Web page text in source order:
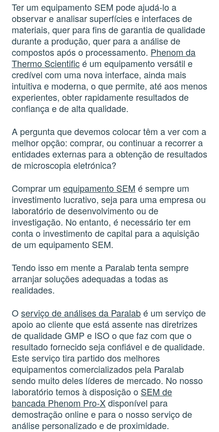
Ter um equipamento SEM pode ajudá-lo a
observar e analisar superfícies e interfaces de
materiais, quer para fins de garantia de qualidade
durante a produção, quer para a análise de
compostos após o processamento. Phenom da
Thermo Scientificé um equipamento versátil e
credível com uma nova interface, ainda mais
intuitiva e moderna, o que permite, até aos menos
experientes, obter rapidamente resultados de
confiança e de alta qualidade.
A pergunta que devemos colocar têm a ver com a
melhor opção: comprar, ou continuar a recorrer a
entidades externas para a obtenção de resultados
de microscopia eletrónica?
Comprar um equipamento SEM é sempre um
investimento lucrativo, seja para uma empresa ou
laboratório de desenvolvimento ou de
investigação. No entanto, é necessário ter em
conta o investimento de capital para a aquisição
de um equipamento SEM.
Tendo isso em mente a Paralab tenta sempre
arranjar soluções adequadas a todas as
realidades.
Oserviço de análises da Paralabé um serviço de
apoio ao cliente que está assente nas diretrizes
de qualidade GMP e ISO o que faz com que o
resultado fornecido seja confiável e de qualidade.
Este serviço tira partido dos melhores
equipamentos comercializados pela Paralab
sendo muito deles líderes de mercado. No nosso
laboratório temos à disposição o SEM de
bancada Phenom Pro-Xdisponível para
demostração online e para o nosso serviço de
análise personalizado e de proximidade.